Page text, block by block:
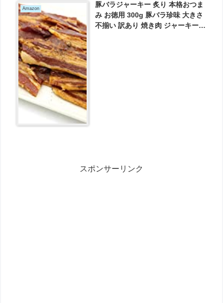
Amazon
豚バラジャーキー 炙り 本格おつま
み お徳用 300g 豚バラ珍味 大きさ
不揃い 訳あり 焼き肉 ジャーキー
スポンサーリンク